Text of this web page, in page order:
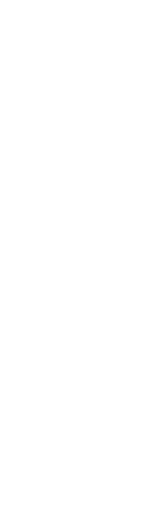
kompletten Portfolio.
Innovationszentrum und